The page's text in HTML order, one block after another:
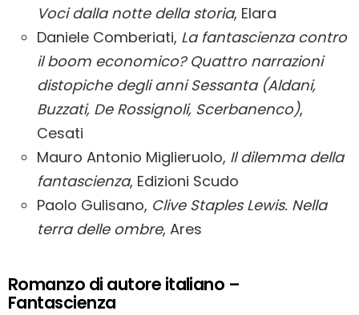
Voci dalla notte della storia, Elara
Daniele Comberiati, La fantascienza contro
il boom economico? Quattro narrazioni
distopiche degli anni Sessanta (Aldani,
Buzzati, De Rossignoli, Scerbanenco),
Cesati
Mauro Antonio Miglieruolo, Il dilemma della
fantascienza, Edizioni Scudo
Paolo Gulisano, Clive Staples Lewis. Nella
terra delle ombre, Ares
Romanzo di autore italiano –
Fantascienza